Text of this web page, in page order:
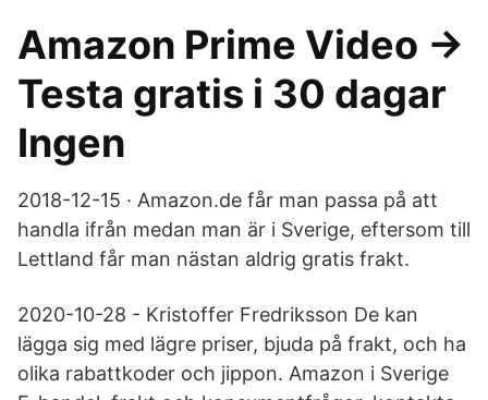
Amazon Prime Video →
Testa gratis i 30 dagar
Ingen
2018-12-15 · Amazon.de får man passa på att
handla ifrån medan man är i Sverige, eftersom till
Lettland får man nästan aldrig gratis frakt.
2020-10-28 - Kristoffer Fredriksson De kan
lägga sig med lägre priser, bjuda på frakt, och ha
olika rabattkoder och jippon. Amazon i Sverige